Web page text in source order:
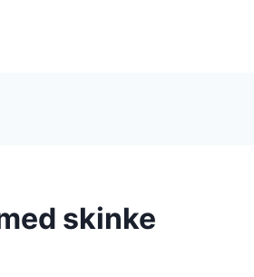
skinke